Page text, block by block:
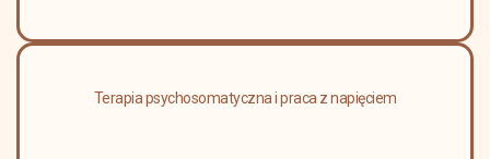
Terapia psychosomatyczna i praca z napięciem